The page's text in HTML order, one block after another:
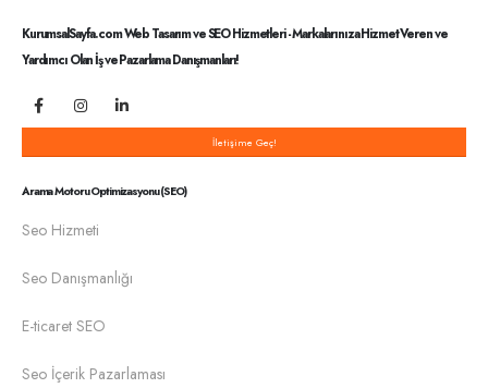
KurumsalSayfa.com Web Tasarım ve SEO Hizmetleri - Markalarınıza Hizmet Veren ve
Yardımcı Olan İş ve Pazarlama Danışmanları!
İletişime Geç!
Arama Motoru Optimizasyonu (SEO)
Seo Hizmeti
Seo Danışmanlığı
E-ticaret SEO
Seo İçerik Pazarlaması